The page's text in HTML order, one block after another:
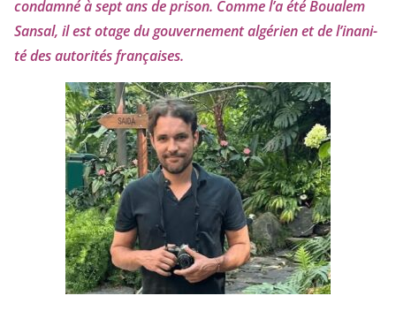
condam­né à sept ans de pri­son. Comme l’a été Boualem
Sansal, il est otage du gou­ver­ne­ment algé­rien et de l’i­na­ni­
té des auto­ri­tés françaises.